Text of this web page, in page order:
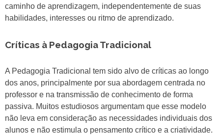
caminho de aprendizagem, independentemente de suas
habilidades, interesses ou ritmo de aprendizado.
Críticas à Pedagogia Tradicional
A Pedagogia Tradicional tem sido alvo de críticas ao longo
dos anos, principalmente por sua abordagem centrada no
professor e na transmissão de conhecimento de forma
passiva. Muitos estudiosos argumentam que esse modelo
não leva em consideração as necessidades individuais dos
alunos e não estimula o pensamento crítico e a criatividade.